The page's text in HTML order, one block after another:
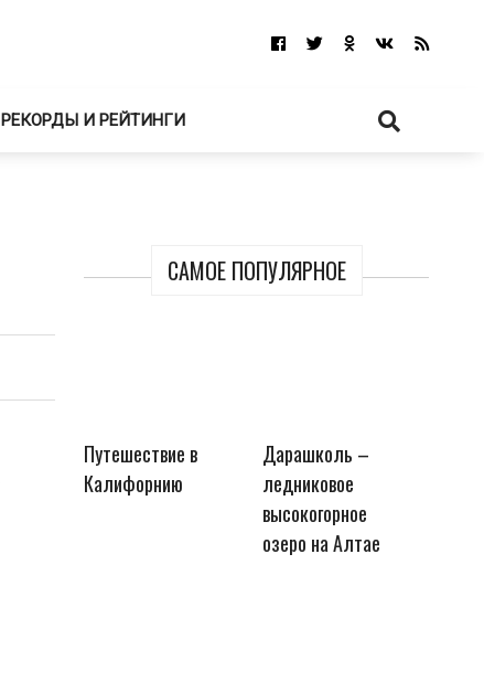
РЕКОРДЫ И РЕЙТИНГИ
САМОЕ ПОПУЛЯРНОЕ
Путешествие в
Калифорнию
Дарашколь –
ледниковое
высокогорное
озеро на Алтае